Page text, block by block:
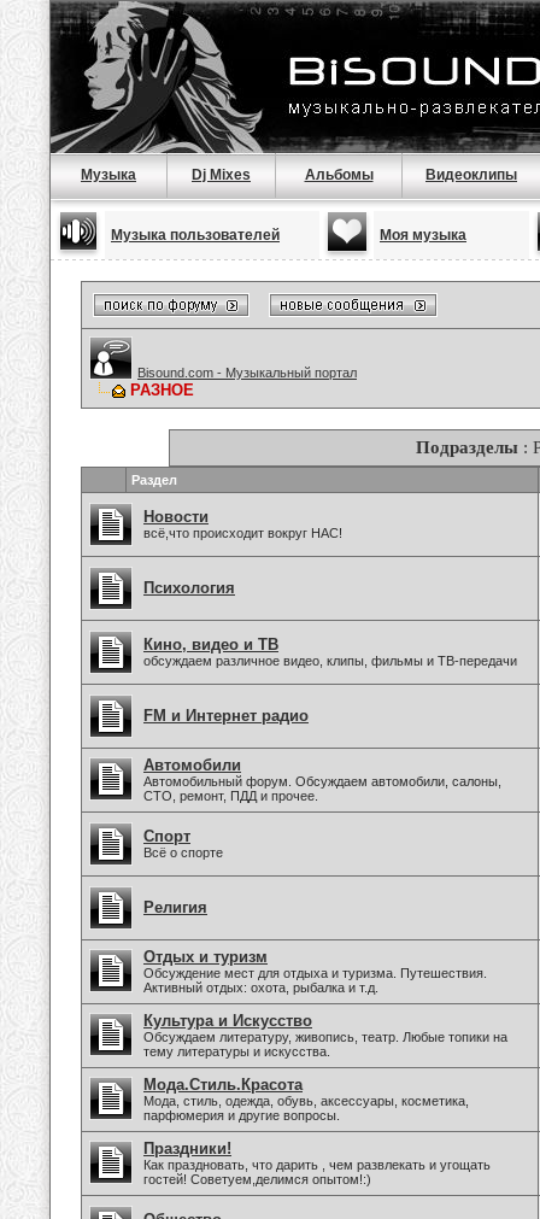
Музыка Dj Mixes Альбомы Видеоклипы
Музыка пользователей Моя музыка
Bisound.com - Музыкальный портал
РАЗНОЕ
Подразделы :
Раздел
Новости
всё,что происходит вокруг НАС!
Психология
Кино, видео и ТВ
обсуждаем различное видео, клипы, фильмы и ТВ-передачи
FM и Интернет радио
Автомобили
Автомобильный форум. Обсуждаем автомобили, салоны,
СТО, ремонт, ПДД и прочее.
Спорт
Всё о спорте
Религия
Отдых и туризм
Обсуждение мест для отдыха и туризма. Путешествия.
Активный отдых: охота, рыбалка и т.д.
Культура и Искусство
Обсуждаем литературу, живопись, театр. Любые топики на
тему литературы и искусства.
Мода.Стиль.Красота
Мода, стиль, одежда, обувь, аксессуары, косметика,
парфюмерия и другие вопросы.
Праздники!
Как праздновать, что дарить , чем развлекать и угощать
гостей! Советуем,делимся опытом!:)